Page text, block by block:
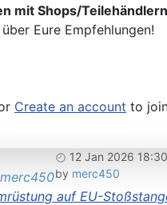
mit Shops/
Eure Empfehlungen!
Create an account to
12 Jan 2026 18:30
by merc450
merc450
auf EU-